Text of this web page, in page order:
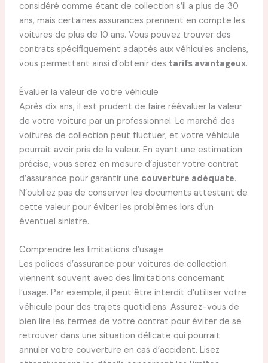
considéré comme étant de collection s’il a plus de 30
ans, mais certaines assurances prennent en compte les
voitures de plus de 10 ans. Vous pouvez trouver des
contrats spécifiquement adaptés aux véhicules anciens,
vous permettant ainsi d’obtenir des tarifs avantageux.
Évaluer la valeur de votre véhicule
Après dix ans, il est prudent de faire réévaluer la valeur
de votre voiture par un professionnel. Le marché des
voitures de collection peut fluctuer, et votre véhicule
pourrait avoir pris de la valeur. En ayant une estimation
précise, vous serez en mesure d’ajuster votre contrat
d’assurance pour garantir une couverture adéquate.
N’oubliez pas de conserver les documents attestant de
cette valeur pour éviter les problèmes lors d’un
éventuel sinistre.
Comprendre les limitations d’usage
Les polices d’assurance pour voitures de collection
viennent souvent avec des limitations concernant
l’usage. Par exemple, il peut être interdit d’utiliser votre
véhicule pour des trajets quotidiens. Assurez-vous de
bien lire les termes de votre contrat pour éviter de se
retrouver dans une situation délicate qui pourrait
annuler votre couverture en cas d’accident. Lisez